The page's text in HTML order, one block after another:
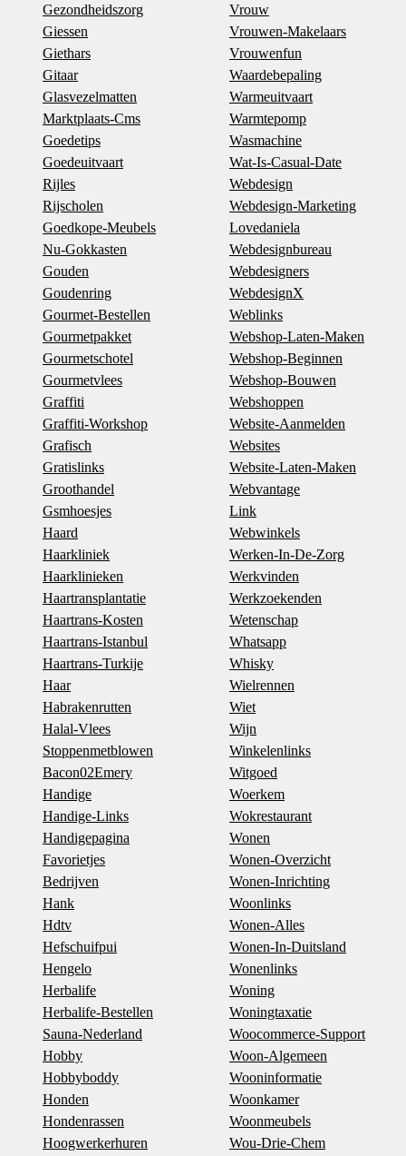
Gezondheidszorg
Giessen
Giethars
Gitaar
Glasvezelmatten
Marktplaats-Cms
Goedetips
Goedeuitvaart
Rijles
Rijscholen
Goedkope-Meubels
Nu-Gokkasten
Gouden
Goudenring
Gourmet-Bestellen
Gourmetpakket
Gourmetschotel
Gourmetvlees
Graffiti
Graffiti-Workshop
Grafisch
Gratislinks
Groothandel
Gsmhoesjes
Haard
Haarkliniek
Haarklinieken
Haartransplantatie
Haartrans-Kosten
Haartrans-Istanbul
Haartrans-Turkije
Haar
Habrakenrutten
Halal-Vlees
Stoppenmetblowen
Bacon02Emery
Handige
Handige-Links
Handigepagina
Favorietjes
Bedrijven
Hank
Hdtv
Hefschuifpui
Hengelo
Herbalife
Herbalife-Bestellen
Sauna-Nederland
Hobby
Hobbyboddy
Honden
Hondenrassen
Hoogwerkerhuren
Vrouw
Vrouwen-Makelaars
Vrouwenfun
Waardebepaling
Warmeuitvaart
Warmtepomp
Wasmachine
Wat-Is-Casual-Date
Webdesign
Webdesign-Marketing
Lovedaniela
Webdesignbureau
Webdesigners
WebdesignX
Weblinks
Webshop-Laten-Maken
Webshop-Beginnen
Webshop-Bouwen
Webshoppen
Website-Aanmelden
Websites
Website-Laten-Maken
Webvantage
Link
Webwinkels
Werken-In-De-Zorg
Werkvinden
Werkzoekenden
Wetenschap
Whatsapp
Whisky
Wielrennen
Wiet
Wijn
Winkelenlinks
Witgoed
Woerkem
Wokrestaurant
Wonen
Wonen-Overzicht
Wonen-Inrichting
Woonlinks
Wonen-Alles
Wonen-In-Duitsland
Wonenlinks
Woning
Woningtaxatie
Woocommerce-Support
Woon-Algemeen
Wooninformatie
Woonkamer
Woonmeubels
Wou-Drie-Chem